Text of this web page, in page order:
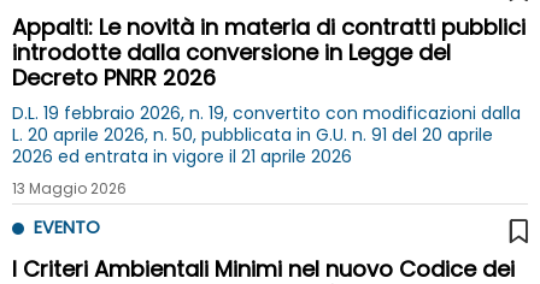
Appalti: Le novità in materia di contratti pubblici
introdotte dalla conversione in Legge del
Decreto PNRR 2026
D.L. 19 febbraio 2026, n. 19, convertito con modificazioni dalla
L. 20 aprile 2026, n. 50, pubblicata in G.U. n. 91 del 20 aprile
2026 ed entrata in vigore il 21 aprile 2026
13 Maggio 2026
EVENTO
I Criteri Ambientali Minimi nel nuovo Codice dei